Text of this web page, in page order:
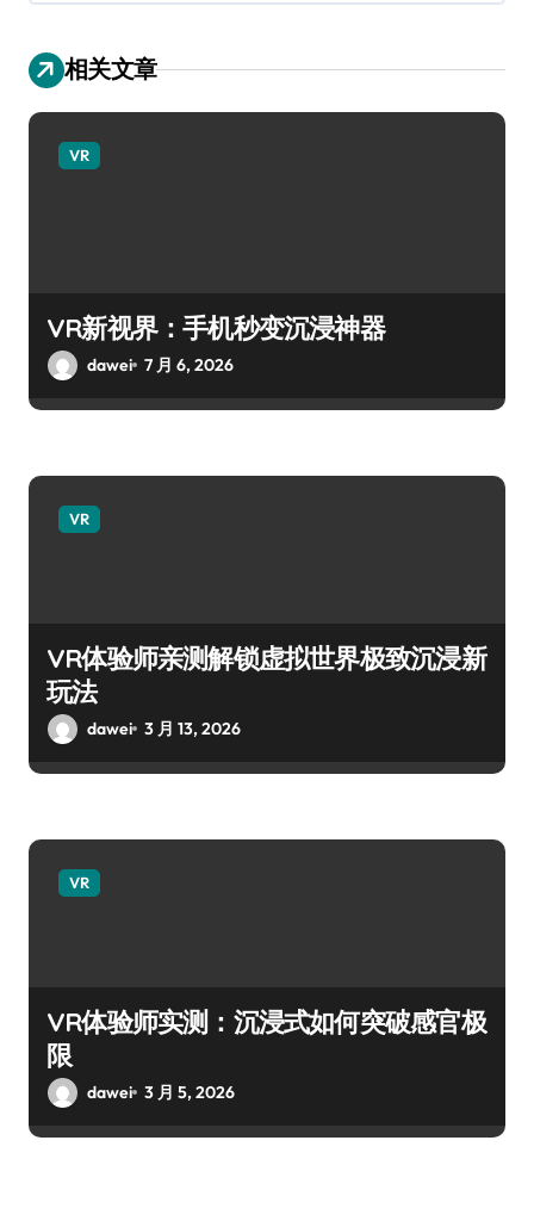
相关文章
VR
VR新视界：手机秒变沉浸神器
dawei 7 月 6, 2026
VR
VR体验师亲测解锁虚拟世界极致沉浸新
玩法
dawei 3 月 13, 2026
VR
VR体验师实测：沉浸式如何突破感官极
限
dawei 3 月 5, 2026